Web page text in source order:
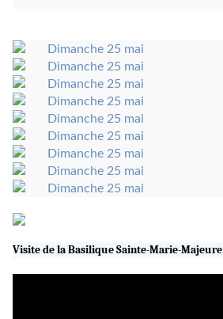
Visite de la Basilique Sainte-Marie-Majeure